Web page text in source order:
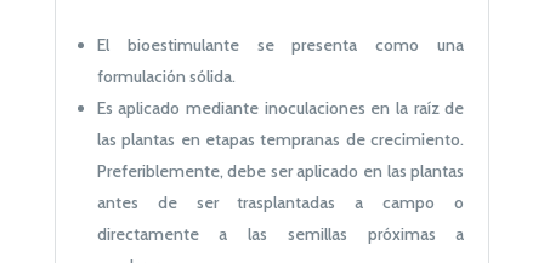
El bioestimulante se presenta como una
formulación sólida.
Es aplicado mediante inoculaciones en la raíz de
las plantas en etapas tempranas de crecimiento.
Preferiblemente, debe ser aplicado en las plantas
antes de ser trasplantadas a campo o
directamente a las semillas próximas a